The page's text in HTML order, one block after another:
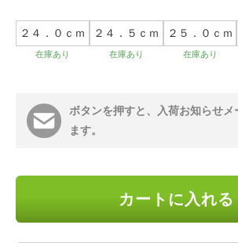
２４．０ｃｍ
在庫あり
２４．５ｃｍ
在庫あり
２５．０ｃｍ
在庫あり
ボタンを押すと、入荷お知らせメ
ます。
カートに入れる